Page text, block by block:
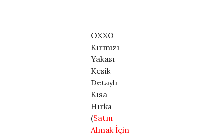
OXXO
Kırmızı
Yakası
Kesik
Detaylı
Kısa
Hırka
(Satın
Almak İçin